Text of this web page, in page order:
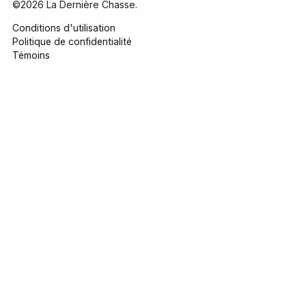
©2026 La Dernière Chasse.
Conditions d'utilisation
Politique de confidentialité
Témoins